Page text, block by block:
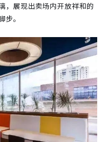
，展现出卖场内开放祥和的
步。